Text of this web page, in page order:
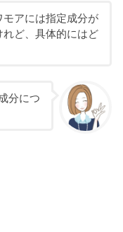
アには指定成分が
れど、具体的にはど
分につ